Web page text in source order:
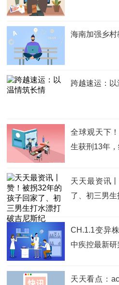
海南加强乡
跨越速运：
全球观天下
生获刑13年，
天天最资讯
了、初三男
CH.1.1变异
中疾控最新研
天天看点：